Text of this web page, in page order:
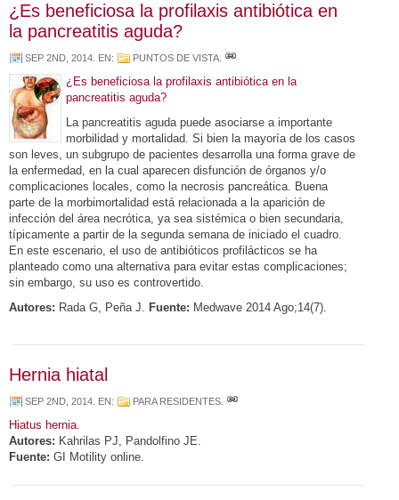
¿Es beneficiosa la profilaxis antibiótica en
la pancreatitis aguda?
SEP 2ND, 2014 . EN: PUNTOS DE VISTA
¿Es beneficiosa la profilaxis antibiótica en la
pancreatitis aguda?
La pancreatitis aguda puede asociarse a importante
morbilidad y mortalidad. Si bien la mayoría de los casos
son leves, un subgrupo de pacientes desarrolla una forma grave de
la enfermedad, en la cual aparecen disfunción de órganos y/o
complicaciones locales, como la necrosis pancreática. Buena
parte de la morbimortalidad está relacionada a la aparición de
infección del área necrótica, ya sea sistémica o bien secundaria,
típicamente a partir de la segunda semana de iniciado el cuadro.
En este escenario, el uso de antibióticos profilácticos se ha
planteado como una alternativa para evitar estas complicaciones;
sin embargo, su uso es controvertido.
Autores: Rada G, Peña J. Fuente: Medwave 2014 Ago;14(7).
Hernia hiatal
SEP 2ND, 2014 . EN: PARA RESIDENTES
Hiatus hernia.
Autores: Kahrilas PJ, Pandolfino JE.
Fuente: GI Motility online.